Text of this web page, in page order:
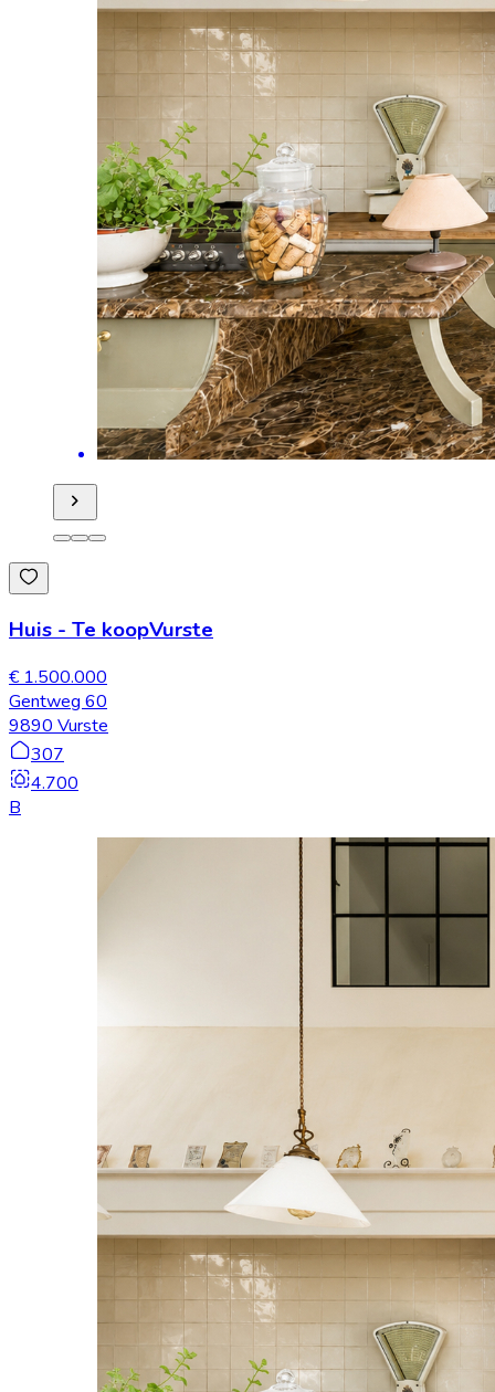
Huis - Te koopVurste
€ 1.500.000
Gentweg 60
9890 Vurste
307
4.700
B